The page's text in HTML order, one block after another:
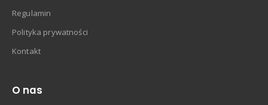
Regulamin
Polityka prywatności
Kontakt
O nas